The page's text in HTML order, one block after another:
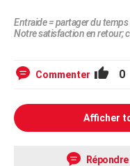
Entraide = partager du temps
Notre satisfaction en retour;
Commenter 0
Afficher
Répondre